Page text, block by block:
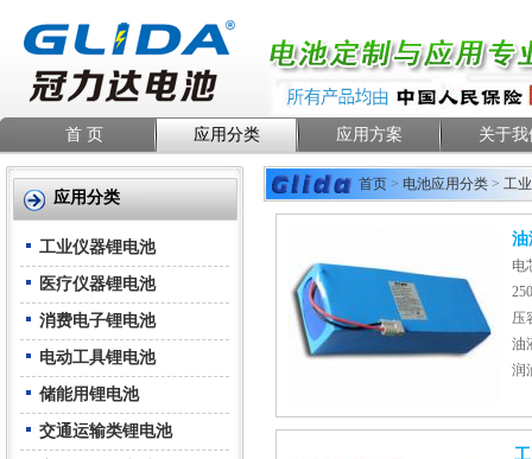
首 页 应用分类 应用方案 关于我
应用分类
工业仪器锂电池
医疗仪器锂电池
消费电子锂电池
电动工具锂电池
储能用锂电池
交通运输类锂电池
首页 > 电池应用分类 > 工
油
电
压
油
润